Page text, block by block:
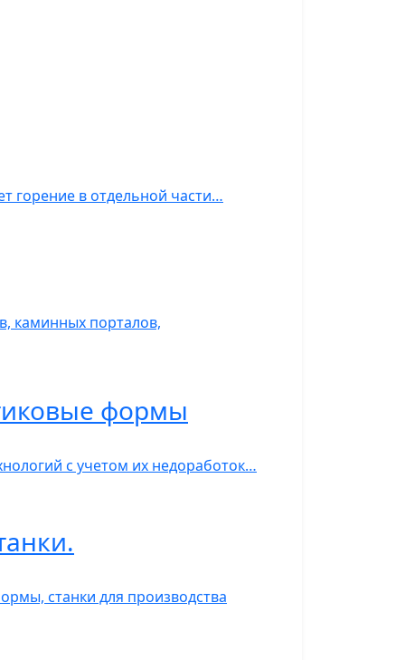
горение в отдельной части…
каминных порталов,
формы
с учетом их недоработок…
станки для производства